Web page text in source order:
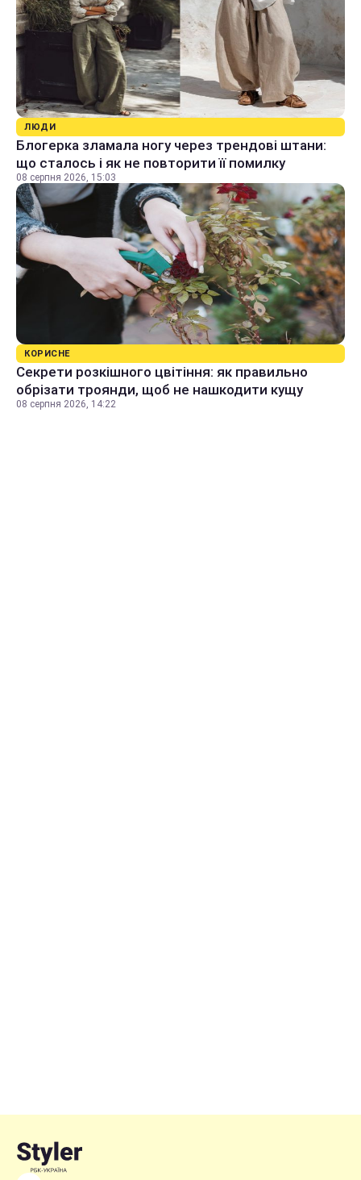
ЛЮДИ
Блогерка зламала ногу через трендові штани:
що сталось і як не повторити її помилку
08 серпня 2026, 15:03
КОРИСНЕ
Секрети розкішного цвітіння: як правильно
обрізати троянди, щоб не нашкодити кущу
08 серпня 2026, 14:22